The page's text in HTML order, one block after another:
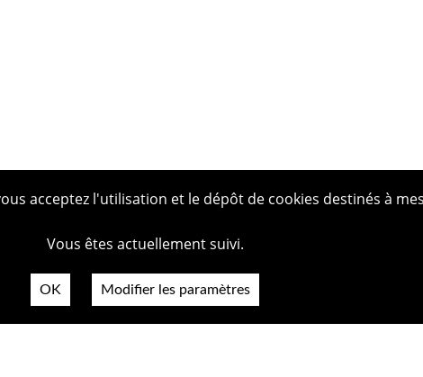
acceptez l'utilisation et le dépôt de cookies destinés à
Vous êtes actuellement suivi.
OK Modifier les paramètres